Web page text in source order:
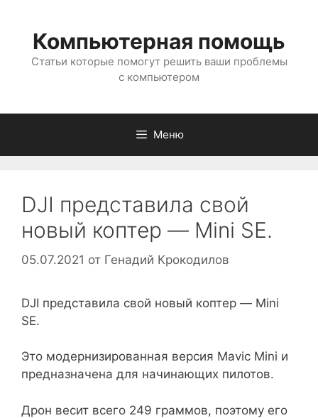
содержимому
Компьютерная помощь
Статьи которые помогут решить ваши проблемы
с компьютером
Меню
DJI представила свой
новый коптер — Mini SE.
05.07.2021 от Генадий Крокодилов
DJI представила свой новый коптер — Mini
SE.
Это модернизированная версия Mavic Mini и
предназначена для начинающих пилотов.
Дрон весит всего 249 граммов, поэтому его